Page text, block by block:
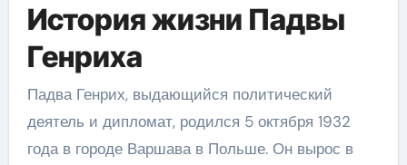
История жизни Падвы
Генриха
Падва Генрих, выдающийся политический
деятель и дипломат, родился 5 октября 1932
года в городе Варшава в Польше. Он вырос в